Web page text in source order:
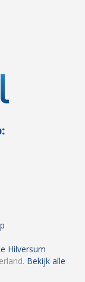
Hilversum
Bekijk alle